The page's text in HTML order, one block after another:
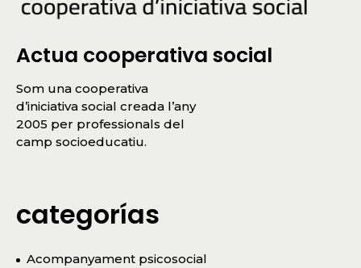
Actua cooperativa social
Som una cooperativa
d’iniciativa social creada l’any
2005 per professionals del
camp socioeducatiu.
categorías
Acompanyament psicosocial